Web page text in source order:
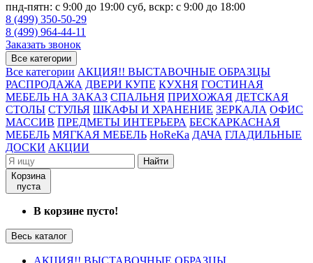
пнд-пятн: с 9:00 до 19:00 суб, вскр: с 9:00 до 18:00
8 (499) 350-50-29
8 (499) 964-44-11
Заказать звонок
Все категории
Все категории АКЦИЯ!! ВЫСТАВОЧНЫЕ ОБРАЗЦЫ
РАСПРОДАЖА ДВЕРИ КУПЕ КУХНЯ ГОСТИНАЯ
МЕБЕЛЬ НА ЗАКАЗ СПАЛЬНЯ ПРИХОЖАЯ ДЕТСКАЯ
СТОЛЫ СТУЛЬЯ ШКАФЫ И ХРАНЕНИЕ ЗЕРКАЛА ОФИС
МАССИВ ПРЕДМЕТЫ ИНТЕРЬЕРА БЕСКАРКАСНАЯ
МЕБЕЛЬ МЯГКАЯ МЕБЕЛЬ HoReKa ДАЧА ГЛАДИЛЬНЫЕ
ДОСКИ АКЦИИ
Найти
Корзина
пуста
В корзине пусто!
Весь каталог